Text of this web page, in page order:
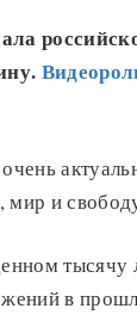
мир и
тысячу
в